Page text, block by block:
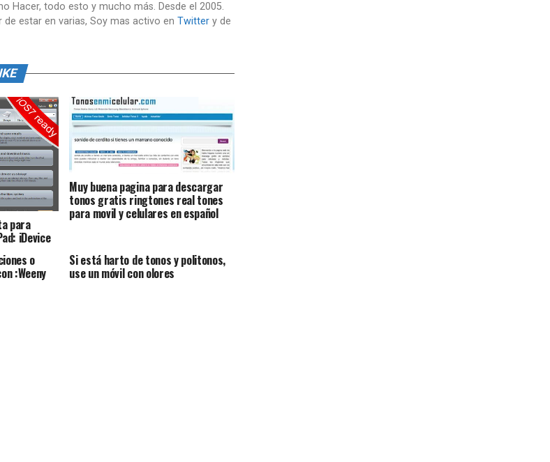
Hacer, todo esto y mucho más. Desde el 2005.
de estar en varias, Soy mas activo en Twitter y de
para
iDevice
Muy buena pagina para descargar
tonos gratis ringtones real tones
para movil y celulares en español
o
:Weeny
Si está harto de tonos y politonos,
use un móvil con olores